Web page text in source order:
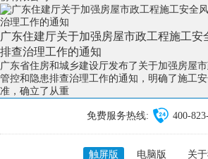
广东住建厅关于加强房屋市政工程施工安
排查治理工作的通知
广东省住房和城乡建设厅发布了关于加强房屋
管控和隐患排查治理工作的通知，明确了施工
准，确立了从重
免费服务热线: 400-
触屏版 电脑版 关